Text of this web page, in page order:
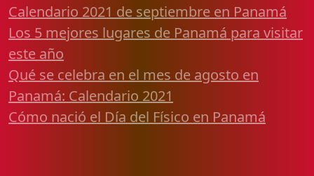
Calendario 2021 de septiembre en Panamá
Los 5 mejores lugares de Panamá para visitar
este año
Qué se celebra en el mes de agosto en
Panamá: Calendario 2021
Cómo nació el Día del Físico en Panamá